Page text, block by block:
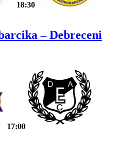
18:30
– Debreceni
17:00